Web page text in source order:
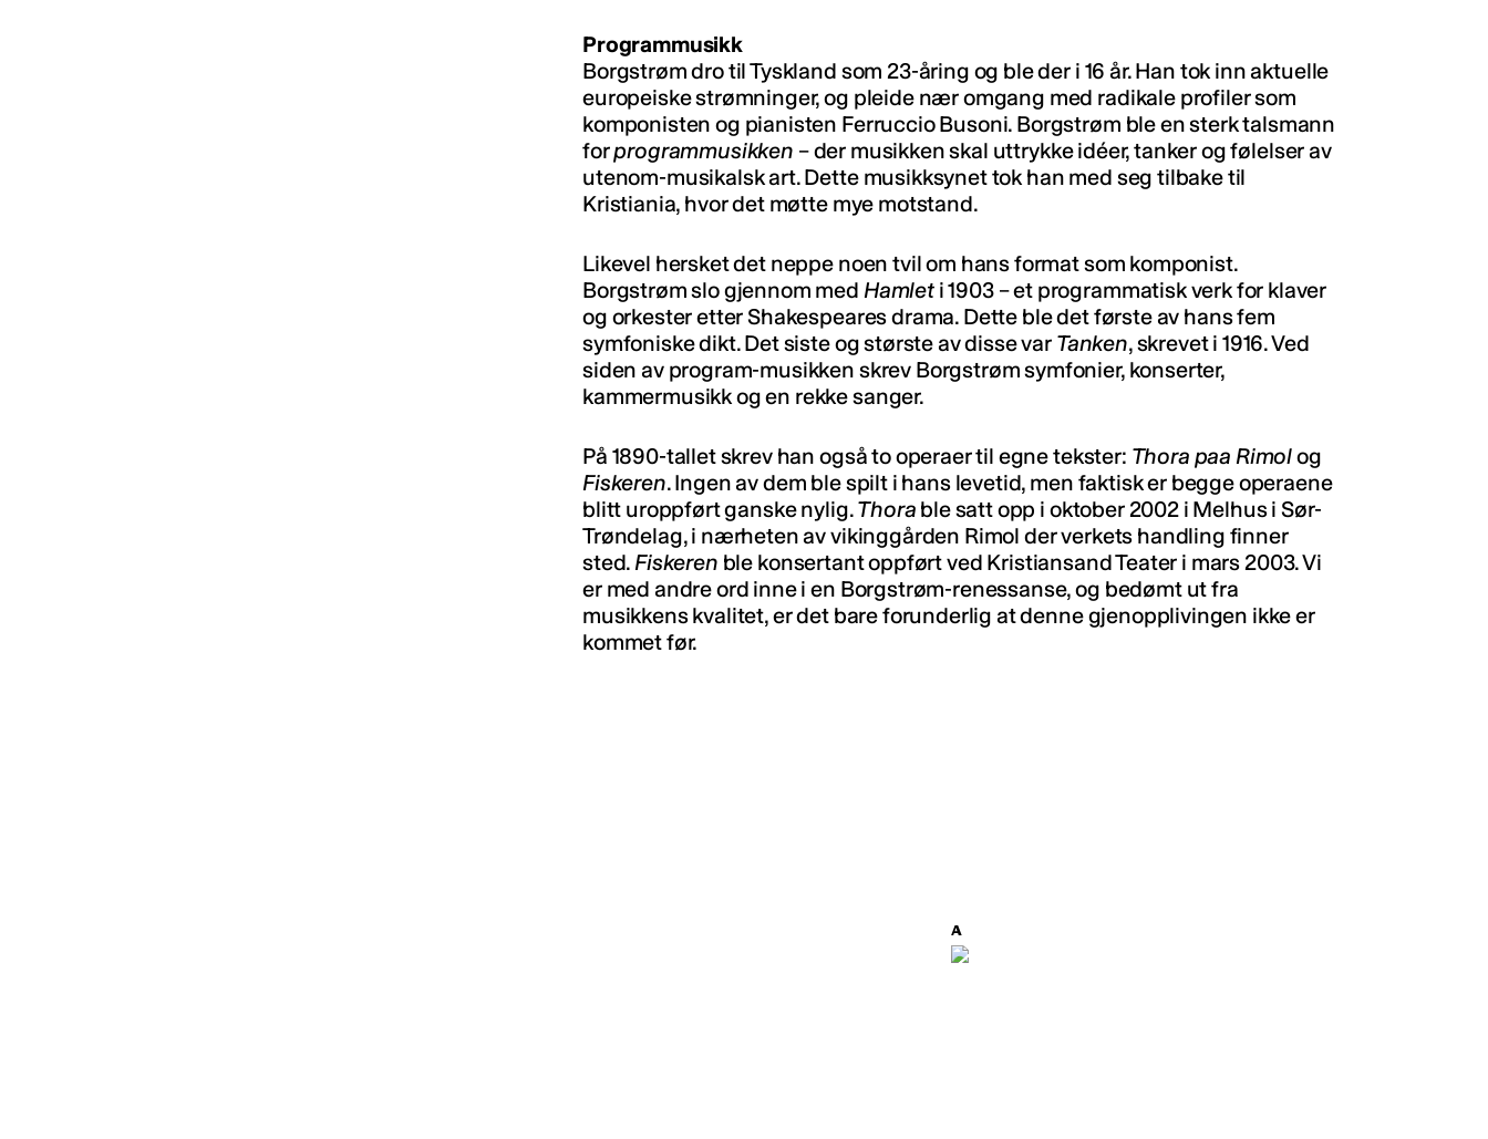
Programmusikk
Borgstrøm dro til Tyskland som 23-åring og ble der i 16 år. Han tok inn aktuelle
europeiske strømninger, og pleide nær omgang med radikale profiler som
komponisten og pianisten Ferruccio Busoni. Borgstrøm ble en sterk talsmann
forprogrammusikken – der musikken skal uttrykke idéer, tanker og følelser av
utenom-musikalsk art. Dette musikksynet tok han med seg tilbake til
Kristiania, hvor det møtte mye motstand.
Likevel hersket det neppe noen tvil om hans format som komponist.
Borgstrøm slo gjennom med Hamleti 1903 – et programmatisk verk for klaver
og orkester etter Shakespeares drama. Dette ble det første av hans fem
symfoniske dikt. Det siste og største av disse var Tanken, skrevet i 1916. Ved
siden av program-musikken skrev Borgstrøm symfonier, konserter,
kammermusikk og en rekke sanger.
På 1890-tallet skrev han også to operaer til egne tekster: Thora paa Rimolog
Fiskeren. Ingen av dem ble spilt i hans levetid, men faktisk er begge operaene
blitt uroppført ganske nylig.Thora ble satt opp i oktober 2002 i Melhus i Sør-
Trøndelag, i nærheten av vikinggården Rimol der verkets handling finner
sted.Fiskeren ble konsertant oppført ved Kristiansand Teater i mars 2003. Vi
er med andre ord inne i en Borgstrøm-renessanse, og bedømt ut fra
musikkens kvalitet, er det bare forunderlig at denne gjenopplivingen ikke er
kommet før.